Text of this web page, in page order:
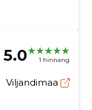
5.0 1 hinnang
Viljandimaa